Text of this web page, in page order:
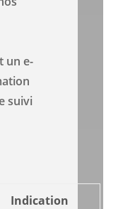
un e-
suivi
Indication